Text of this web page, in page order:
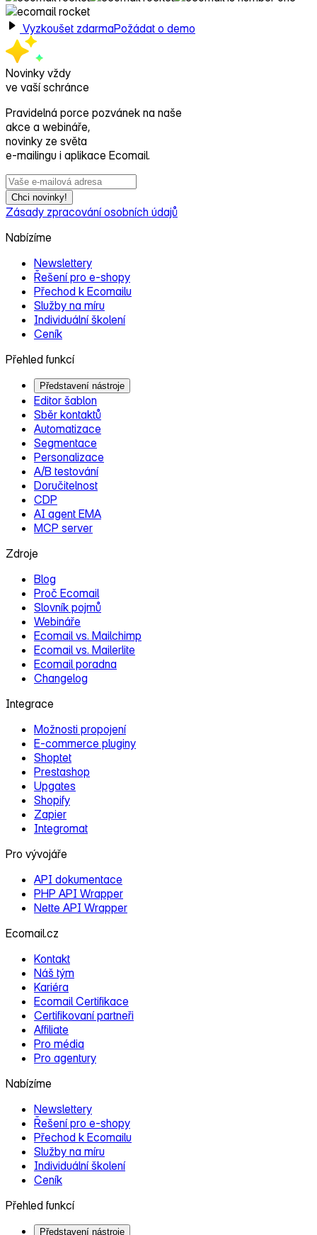
Vyzkoušet zdarmaPožádat o demo
Novinky vždy
ve vaší schránce
Pravidelná porce pozvánek na naše
akce a webináře,
novinky ze světa
e‑mailingu i aplikace Ecomail.
Chci novinky!
Zásady zpracování osobních údajů
Nabízíme
Newslettery
Řešení pro e‑shopy
Přechod k Ecomailu
Služby na míru
Individuální školení
Ceník
Přehled funkcí
Představení nástroje
Editor šablon
Sběr kontaktů
Automatizace
Segmentace
Personalizace
A/B testování
Doručitelnost
CDP
AI agent EMA
MCP server
Zdroje
Blog
Proč Ecomail
Slovník pojmů
Webináře
Ecomail vs. Mailchimp
Ecomail vs. Mailerlite
Ecomail poradna
Changelog
Integrace
Možnosti propojení
E‑commerce pluginy
Shoptet
Prestashop
Upgates
Shopify
Zapier
Integromat
Pro vývojáře
API dokumentace
PHP API Wrapper
Nette API Wrapper
Ecomail.cz
Kontakt
Náš tým
Kariéra
Ecomail Certifikace
Certifikovaní partneři
Affiliate
Pro média
Pro agentury
Nabízíme
Newslettery
Řešení pro e‑shopy
Přechod k Ecomailu
Služby na míru
Individuální školení
Ceník
Přehled funkcí
Představení nástroje